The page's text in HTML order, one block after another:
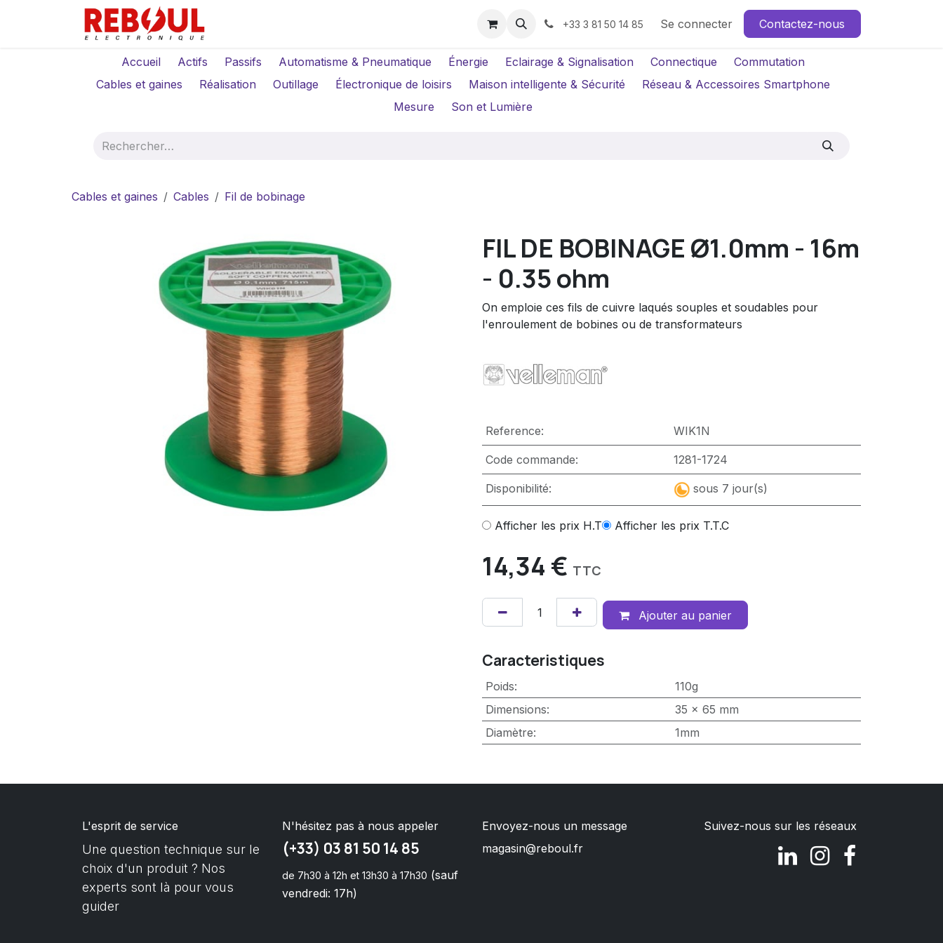
Se rendre au contenu
Location Caméras +33 3 81 50 14 85 Se connecter Contactez-nous
Accueil Actifs Passifs Automatisme & Pneumatique Énergie Eclairage & Signalisation Connectique
Commutation
Cables et gaines
Réalisation Outillage Électronique de loisirs Maison intelligente & Sécurité
Réseau & Accessoires Smartphone
Mesure
Son et Lumière
Cables et gaines Cables Fil de bobinage
FIL DE BOBINAGE Ø1.0mm - 16m
- 0.35 ohm
On emploie ces fils de cuivre laqués souples et soudables pour
l'enroulement de bobines ou de transformateurs
Reference: WIK1N
Code commande: 1281-1724
Disponibilité: sous 7 jour(s)
Afficher les prix H.T Afficher les prix T.T.C
14,34 € TTC
Ajouter au panier
Caracteristiques
Poids:
110g
Dimensions:
35 x 65 mm
Diamètre: 1mm
L'esprit de service
Une question technique sur le
choix d'un produit ? Nos
experts sont là pour vous
guider
N'hésitez pas à nous appeler
(+33) 03 81 50 14 85
de 7h30 à 12h et 13h30 à 17h30 (sauf
vendredi: 17h)
Envoyez-nous un message
magasin@reboul.fr
Suivez-nous sur les réseaux